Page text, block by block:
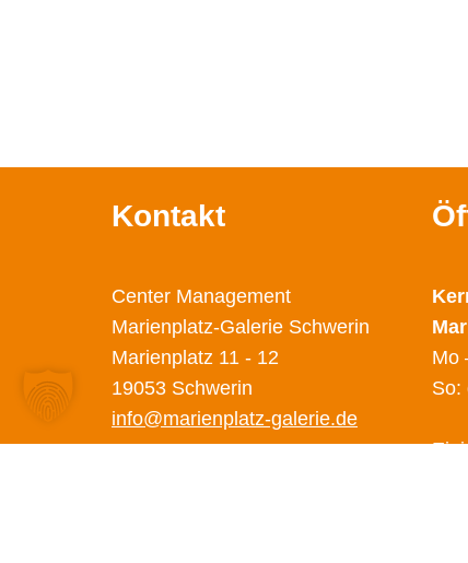
Kontakt
Center Management
Marienplatz-Galerie Schwerin
Marienplatz 11 - 12
19053 Schwerin
info@marienplatz-galerie.de
Mo
So: